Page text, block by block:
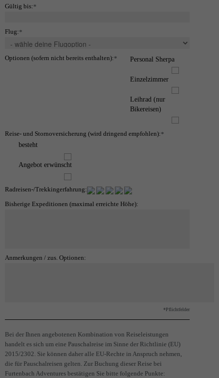
Gültig bis:*
Flug:*
Optionen (sofern nicht bereits enthalten):* Personal Sherpa
Einzelzimmer
Leihrad (nur
Bikereisen)
Reise- und Stornoversicherung (wird dringend empfohlen):*
besteht
Angebot erwünscht
Radreisen-/Trekkingerfahrung:
Bisherige Expeditionen (maximal erreichte Höhe):
Anmerkungen / zus. Optionen:
*Pflichtfelder
Bei der Ihnen angebotenen Kombination von Reiseleistungen
handelt es sich um eine Pauschalreise im Sinne der Richtlinie (EU)
2015/2302. Sie können daher alle EU-Rechte in Anspruch nehmen,
die für Pauschalreisen gelten. Zur Buchung dieser Reise bei
Furtenbach Adventures bestätigen Sie bitte folgende Punkte: